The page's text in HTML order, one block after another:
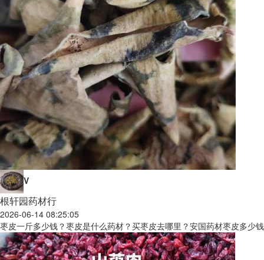
V
根轩园药材行
2026-06-14 08:25:05
枣皮一斤多少钱？枣皮是什么药材？买枣皮去哪里？安国药材枣皮多少钱